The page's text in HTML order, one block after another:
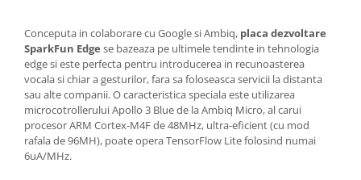
3Doodler
Componente
Componente
Componente E3D
Filament Premium ABS 1.75 mm
Filament Premium ABS 3 mm
Conceputa in colaborare cu Google si Ambiq, placa dezvoltare
SparkFun Edge se bazeaza pe ultimele tendinte in tehnologia
edge si este perfecta pentru introducerea in recunoasterea
vocala si chiar a gesturilor, fara sa foloseasca servicii la distanta
sau alte companii. O caracteristica speciala este utilizarea
microcotrollerului Apollo 3 Blue de la Ambiq Micro, al carui
procesor ARM Cortex-M4F de 48MHz, ultra-eficient (cu mod
rafala de 96MH), poate opera TensorFlow Lite folosind numai
6uA/MHz.